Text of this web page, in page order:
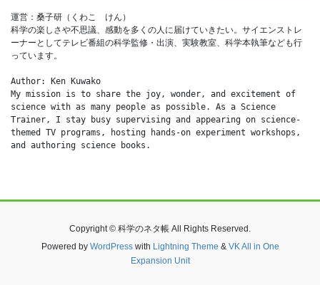
運営：桑子研（くわこ　けん）
科学の楽しさや不思議、感動を多くの人に届けていきたい。サイエンストレ
ーナーとしてテレビ番組の科学監修・出演、実験教室、科学本執筆なども行
っています。
Author: Ken Kuwako
My mission is to share the joy, wonder, and excitement of
science with as many people as possible. As a Science
Trainer, I stay busy supervising and appearing on science-
themed TV programs, hosting hands-on experiment workshops,
and authoring science books.
Copyright © 科学のネタ帳 All Rights Reserved.
Powered by WordPresswith Lightning Theme & VK All in One
Expansion Unit